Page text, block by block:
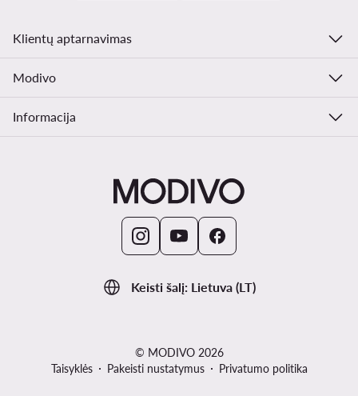
Keisti šalį: Lietuva (LT)
Klientų aptarnavimas
Modivo
Informacija
© MODIVO 2026
Taisyklės
Pakeisti nustatymus Privatumo politika